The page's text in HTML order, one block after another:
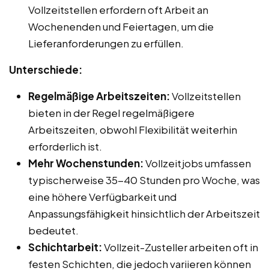
Vollzeitstellen erfordern oft Arbeit an
Wochenenden und Feiertagen, um die
Lieferanforderungen zu erfüllen.
Unterschiede:
Regelmäßige Arbeitszeiten:Vollzeitstellen
bieten in der Regel regelmäßigere
Arbeitszeiten, obwohl Flexibilität weiterhin
erforderlich ist.
Mehr Wochenstunden:Vollzeitjobs umfassen
typischerweise 35-40 Stunden pro Woche, was
eine höhere Verfügbarkeit und
Anpassungsfähigkeit hinsichtlich der Arbeitszeit
bedeutet.
Schichtarbeit:Vollzeit-Zusteller arbeiten oft in
festen Schichten, die jedoch variieren können